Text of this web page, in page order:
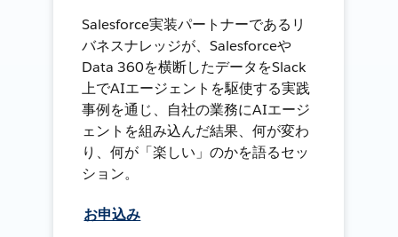
Salesforce実装パートナーであるリ
バネスナレッジが、Salesforceや
Data 360を横断したデータをSlack
上でAIエージェントを駆使する実践
事例を通じ、自社の業務にAIエージ
ェントを組み込んだ結果、何が変わ
り、何が「楽しい」のかを語るセッ
ション。
お申込み